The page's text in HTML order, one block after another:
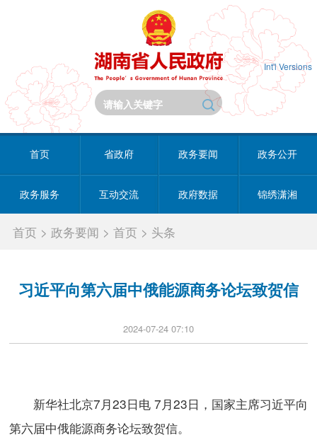
Int'l Versions
首页 省政府 政务要闻 政务公开
政务服务 互动交流 政府数据 锦绣潇湘
首页 >政务要闻 >首页 > 头条
习近平向第六届中俄能源商务论坛致贺信
2024-07-24 07:10
新华社北京7月23日电 7月23日，国家主席习近平向
第六届中俄能源商务论坛致贺信。